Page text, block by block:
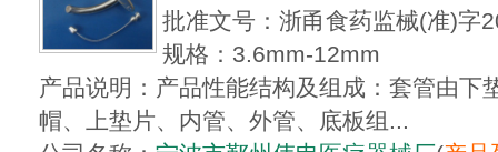
批准文号：浙甬食药监械(准)
规格：3.6mm-12mm
产品说明：产品性能结构及组成：套管由下
帽、上垫片、内管、外管、底板组...